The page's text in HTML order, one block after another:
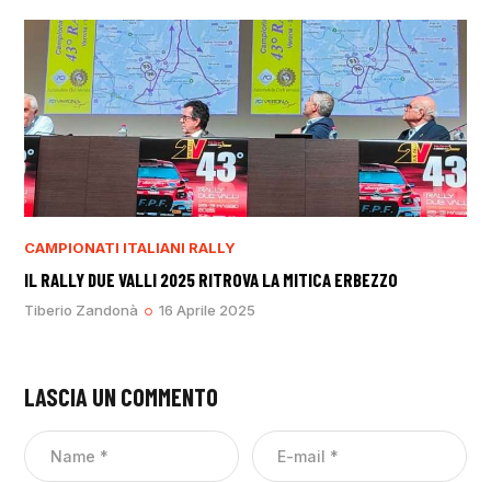
CAMPIONATI ITALIANI RALLY
IL RALLY DUE VALLI 2025 RITROVA LA MITICA ERBEZZO
Tiberio Zandonà 16 Aprile 2025
LASCIA UN COMMENTO